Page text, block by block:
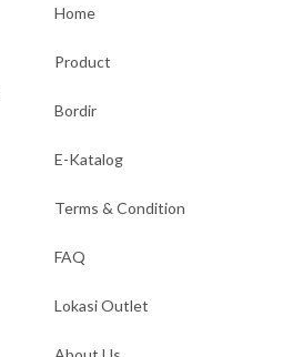
Home
Product
Bordir
E-Katalog
Terms & Condition
FAQ
Lokasi Outlet